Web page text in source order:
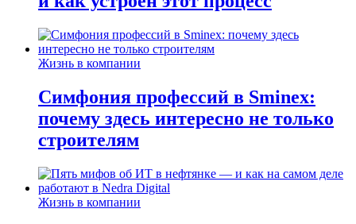
Жизнь в компании
Симфония профессий в Sminex:
почему здесь интересно не только
строителям
Жизнь в компании